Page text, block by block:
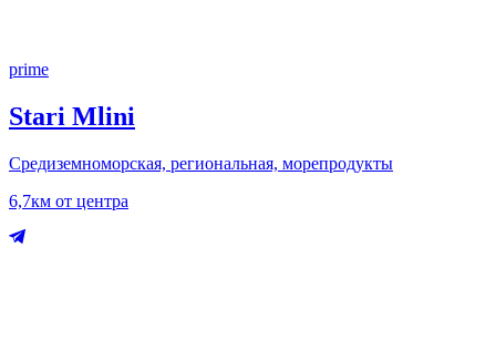
prime
Stari Mlini
Средиземноморская, региональная, морепродукты
6,7км от центра